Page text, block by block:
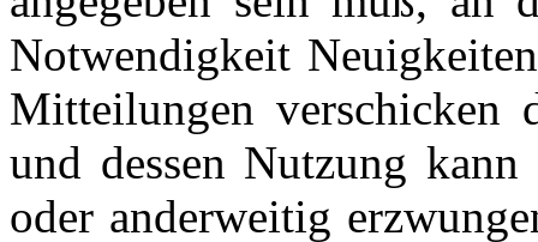
Notwendigkeit
Mitteilungen verschicken
und dessen Nutzung
oder anderweitig